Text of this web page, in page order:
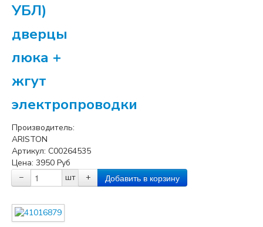
УБЛ)
дверцы
люка +
жгут
электропроводки
Производитель:
ARISTON
Артикул: C00264535
Цена: 3950 Руб
−
шт +